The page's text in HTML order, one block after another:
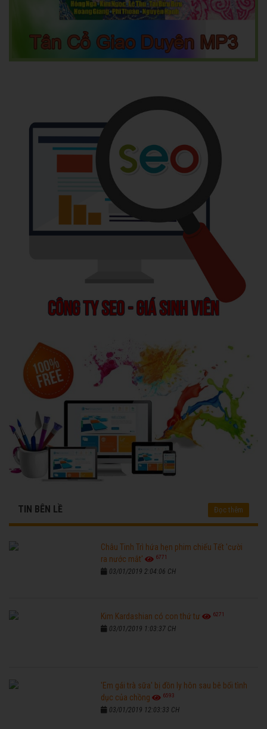
TIN BÊN LỀ Đọc thêm
Châu Tinh Trì hứa hẹn phim chiếu Tết 'cười
ra nước mắt'
6771
03/01/2019 2:04:06 CH
Kim Kardashian có con thứ tư 6271
03/01/2019 1:03:37 CH
'Em gái trà sữa' bị đồn ly hôn sau bê bối tình
dục của chồng
6593
03/01/2019 12:03:33 CH